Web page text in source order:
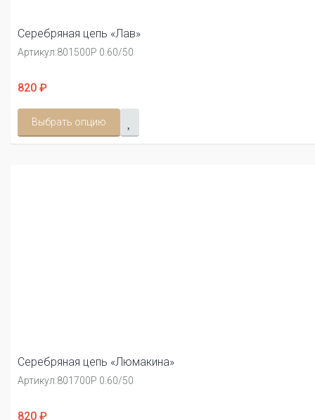
Серебряная цепь «Лав»
Артикул:801500Р 0.60/50
820 ₽
Выбрать опцию
Серебряная цепь «Люмакина»
Артикул:801700Р 0.60/50
820 ₽